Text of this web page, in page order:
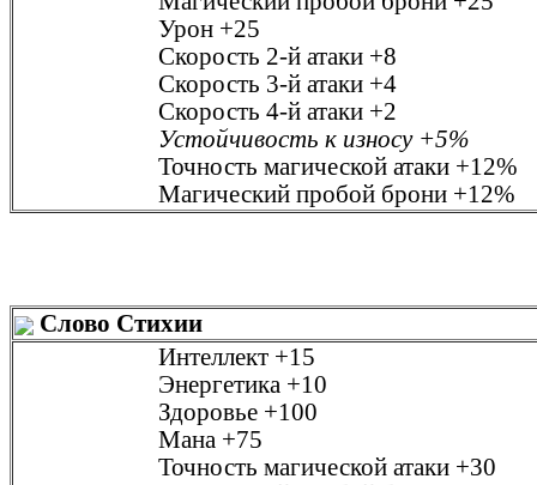
Урон +25
Скорость 2-й атаки +8
Скорость 3-й атаки +4
Скорость 4-й атаки +2
Устойчивость к износу +5%
Точность магической атаки +12%
Магический пробой брони +12%
Слово Стихии
Интеллект +15
Энергетика +10
Здоровье +100
Мана +75
Точность магической атаки +30